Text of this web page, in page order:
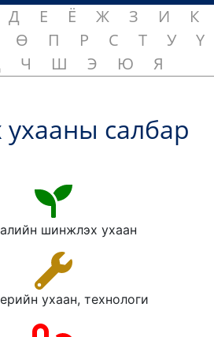
Д Е Ё Ж З И
К
Ө П Р С Т У
Ү
Ч Ш Э Ю Я
салбар
шинжлэх ухаан
ухаан, технологи